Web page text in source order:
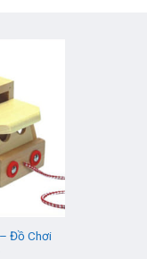
Đồ Chơi